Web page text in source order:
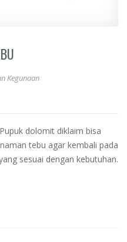
Kegunaan
dolomit diklaim bisa
tebu agar kembali pada
sesuai dengan kebutuhan.